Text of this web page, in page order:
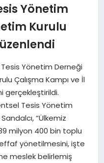
Yönetim
Kurulu
Yönetim Derneği
Çalışma Kampı ve İl
gerçekleştirildi.
Tesis Yönetim
“Ülkemiz
milyon 400 bin toplu
yönetilmesini, işte
meslek belirlemiş